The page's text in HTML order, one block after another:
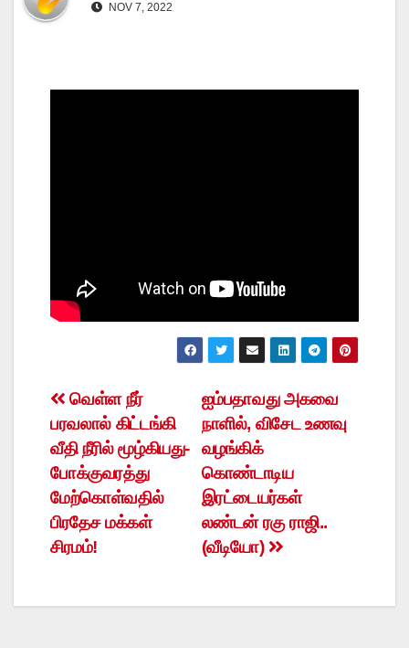
NOV 7, 2022
Post
navigation
ஐம்பதாவது அகவை
நாளில், விசேட உணவு
வழங்கிக்
கொண்டாடிய
இரட்டையர்கள்
லண்டன் ரகு ராஜி..
(வீடியோ)
வெள்ள நீர்
பரவலால் கிட்டங்கி
வீதி நீரில் மூழ்கியது-
போக்குவரத்து
மேற்கொள்வதில்
பிரதேச மக்கள்
சிரமம்!